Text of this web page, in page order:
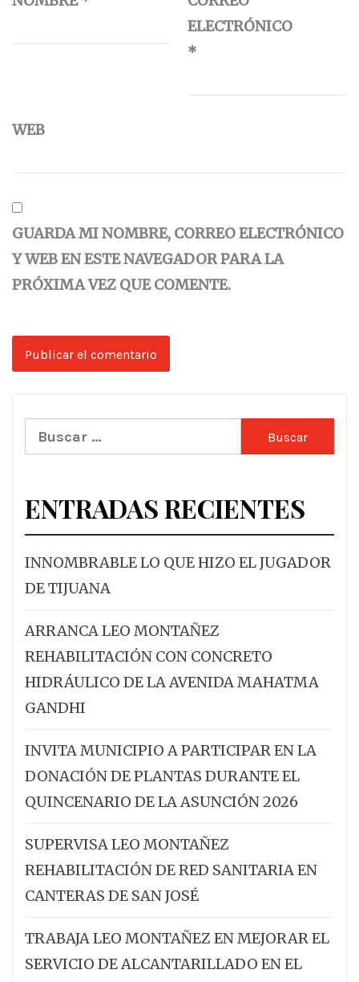
ELECTRÓNICO
*
WEB
GUARDA MI NOMBRE, CORREO ELECTRÓNICO
Y WEB EN ESTE NAVEGADOR PARA LA
PRÓXIMA VEZ QUE COMENTE.
Buscar:
ENTRADAS RECIENTES
INNOMBRABLE LO QUE HIZO EL JUGADOR
DE TIJUANA
ARRANCA LEO MONTAÑEZ
REHABILITACIÓN CON CONCRETO
HIDRÁULICO DE LA AVENIDA MAHATMA
GANDHI
INVITA MUNICIPIO A PARTICIPAR EN LA
DONACIÓN DE PLANTAS DURANTE EL
QUINCENARIO DE LA ASUNCIÓN 2026
SUPERVISA LEO MONTAÑEZ
REHABILITACIÓN DE RED SANITARIA EN
CANTERAS DE SAN JOSÉ
TRABAJA LEO MONTAÑEZ EN MEJORAR EL
SERVICIO DE ALCANTARILLADO EN EL